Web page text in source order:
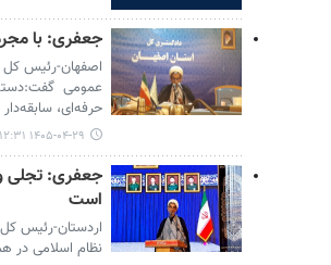
جعفری: با
اصفهان-رئیس کل
عمومی
حرفه‌ای،
۱۴۰۵-۰۴-۲۹ ۱۲:۳۱
جعفری: تجلی
است
اردستان-رئیس
نظام اسلامی در